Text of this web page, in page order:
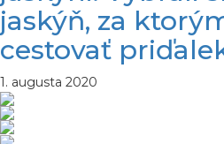
jaskýň, za
cestovať
1. augusta 2020